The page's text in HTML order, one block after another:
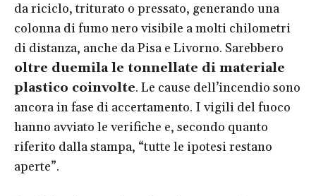
da riciclo, triturato o pressato, generando una
colonna di fumo nero visibile a molti chilometri
di distanza, anche da Pisa e Livorno. Sarebbero
oltre duemila le tonnellate di materiale
plastico coinvolte. Le cause dell’incendio sono
ancora in fase di accertamento. I vigili del fuoco
hanno avviato le verifiche e, secondo quanto
riferito dalla stampa, “tutte le ipotesi restano
aperte”.